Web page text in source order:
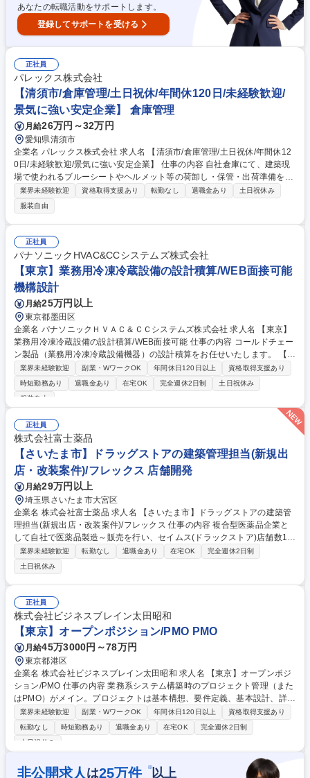
あなたの転職活動をサポートします。
登録してサポートを受ける
正社員
パレックス株式会社
【清須市/倉庫管理/土日祝休/年間休120日/未経験歓迎/
景気に強い安定企業】 倉庫管理
月給26万円～32万円
愛知県清須市
企業名 パレックス株式会社 求人名 【清須市/倉庫管理/土日祝休/年間休12
0日/未経験歓迎/景気に強い安定企業】 仕事の内容 自社倉庫にて、建築現
場で使われるブルーシートやヘルメット等の荷卸し・保管・出荷準備をお
任せします。未経験の方でも、まずは商品の名前を覚えるところからスタ
ートできるので安心です！ ■海外から届く商品の荷卸し・検品・棚入れ ■
注文に合わせた商品のピッキング・梱包 ■配送ドライバーさんのトラック
への積み込み補助 ■引き取りに来社されたお客様への対面応対 【扱う商
品】工事現場に不可欠なブルーシート、土のう袋、ヘルメット、安全用品
など※最大で30キロ程の商材の荷卸し、荷出しがあります。 募集職種
【清須市/倉庫管理/土日祝休/年間休120日/未経験歓迎/景気に強い安定企
業】
業界未経験歓迎 資格取得支援あり 転勤なし 退職金あり
土日祝休み
服装自由
正社員
パナソニックHVAC&CCシステムズ株式会社
【東京】業務用冷凍冷蔵設備の設計積算/WEB面接可能
機構設計
月給25万円以上
東京都墨田区
企業名 パナソニックＨＶＡＣ＆ＣＣシステムズ株式会社 求人名 【東京】
業務用冷凍冷蔵設備の設計積算/WEB面接可能 仕事の内容 コールドチェー
ン製品（業務用冷凍冷蔵設備機器）の設計積算をお任せいたします。 【業
務内容】 冷凍冷蔵設備等の設計・積算業務 ■図面作成（機器表・平面図・
電気配線図・冷媒配管図など） ■各種技術検証・現地調査、機種選定等 募
集職種 【東京】業務用冷凍冷蔵設備の設計積算/WEB面接可能
業界未経験歓迎 副業・WワークOK 年間休日120日以上
資格取得支援あり
時短勤務あり
退職金あり 在宅OK 完全週休2日制
土日祝休み
服装自由
正社員
株式会社富士薬品
【さいたま市】ドラッグストアの建築管理担当(新規出
店・改装案件)/フレックス 店舗開発
月給29万円以上
埼玉県さいたま市大宮区
企業名 株式会社富士薬品 求人名 【さいたま市】ドラッグストアの建築管
理担当(新規出店・改装案件)/フレックス 仕事の内容 複合型医薬品企業と
して自社で医薬品製造～販売を行い、セイムス(ドラックストア)店舗数1,2
50店舗超、業界初「健康経営優良法人ホワイト500」も獲得している当社
にて【建築管理業務全般】をお任せします。 【ドラッグストアにおける建
築管理業務全般(新規出店、及び改装案件)】 ■工事区分調整 ■現場調査実
施(意匠面、機能面) ■工事見積把握(金額交渉含む) ■設計及び工事スケジュ
ール作成、調整 ■地主様や建物オーナー様との打ち合わせ、交渉 ■施工会
社への施工指導 募集職種 【さいたま市】ドラッグストアの建築管理担当
(新規出店・改装案件)/フレックス
業界未経験歓迎 転勤なし 退職金あり 在宅OK
完全週休2日制
土日祝休み
正社員
株式会社ビジネスブレイン太田昭和
【東京】オープンポジション/PMO PMO
月給45万3000円～78万円
東京都港区
企業名 株式会社ビジネスブレイン太田昭和 求人名 【東京】オープンポジ
ション/PMO 仕事の内容 業務系システム構築時のプロジェクト管理（また
はPMO）がメイン。プロジェクトは基本構想、要件定義、基本設計、詳細
設計、開発（製造）、テスト（試験）までシステム構築時の超上流フェー
ズから カットオーバーまで一連の工程を担当しますので、深い業務知識に
加え、顧客との調整・折衝力やプロジェクトを滞りなく進めるファシリテ
取りまとめ） ■スケジュール管理、課題管理、要員管理、コスト管理 ■ド
キュメントレビュー、資料作成（報告資料、要件定義書・課題検討書、ユ
業界未経験歓迎 副業・WワークOK 年間休日120日以上
資格取得支援あり
転勤なし
時短勤務あり 退職金あり 在宅OK
完全週休2日制
土日祝休み
非公開求人 は25万件 ※以上